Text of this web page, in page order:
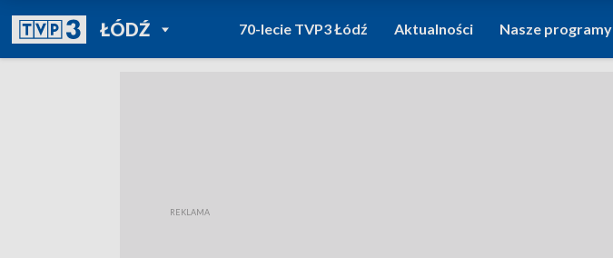
ŁÓDŹPOWRÓT DO
TVP REGIONY
70-lecie TVP3 Łódź Aktualności Nasze programy